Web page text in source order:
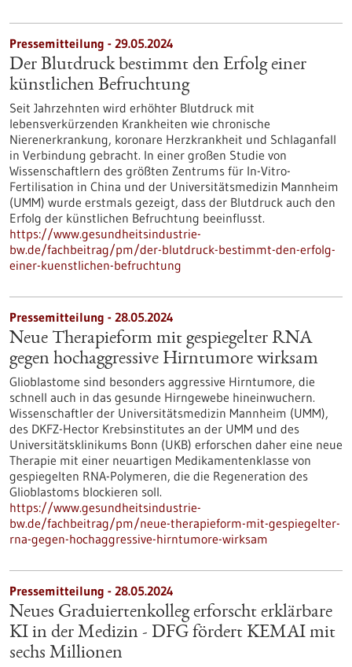
Pressemitteilung - 29.05.2024
Der Blutdruck bestimmt den Erfolg einer
künstlichen Befruchtung
Seit Jahrzehnten wird erhöhter Blutdruck mit
lebensverkürzenden Krankheiten wie chronische
Nierenerkrankung, koronare Herzkrankheit und Schlaganfall
in Verbindung gebracht. In einer großen Studie von
Wissenschaftlern des größten Zentrums für In-Vitro-
Fertilisation in China und der Universitätsmedizin Mannheim
(UMM) wurde erstmals gezeigt, dass der Blutdruck auch den
Erfolg der künstlichen Befruchtung beeinflusst.
https://www.gesundheitsindustrie-
bw.de/fachbeitrag/pm/der-blutdruck-bestimmt-den-erfolg-
einer-kuenstlichen-befruchtung
Pressemitteilung - 28.05.2024
Neue Therapieform mit gespiegelter RNA
gegen hochaggressive Hirntumore wirksam
Glioblastome sind besonders aggressive Hirntumore, die
schnell auch in das gesunde Hirngewebe hineinwuchern.
Wissenschaftler der Universitätsmedizin Mannheim (UMM),
des DKFZ-Hector Krebsinstitutes an der UMM und des
Universitätsklinikums Bonn (UKB) erforschen daher eine neue
Therapie mit einer neuartigen Medikamentenklasse von
gespiegelten RNA-Polymeren, die die Regeneration des
Glioblastoms blockieren soll.
https://www.gesundheitsindustrie-
bw.de/fachbeitrag/pm/neue-therapieform-mit-gespiegelter-
rna-gegen-hochaggressive-hirntumore-wirksam
Pressemitteilung - 28.05.2024
Neues Graduiertenkolleg erforscht erklärbare
KI in der Medizin - DFG fördert KEMAI mit
sechs Millionen